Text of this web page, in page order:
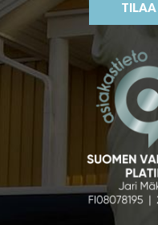
TILAA